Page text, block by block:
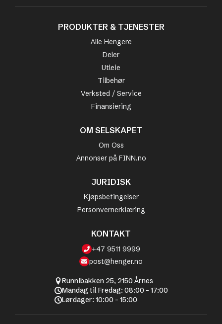
PRODUKTER & TJENESTER
Alle Hengere
Deler
Utleie
Tilbehør
Verksted / Service
Finansiering
OM SELSKAPET
Om Oss
Annonser på FINN.no
JURIDISK
Kjøpsbetingelser
Personvernerklæring
KONTAKT
+47 9511 9999
post@henger.no
Runnibakken 25, 2150 Årnes
Mandag til Fredag: 08:00 - 17:00
Lørdager: 10:00 - 15:00